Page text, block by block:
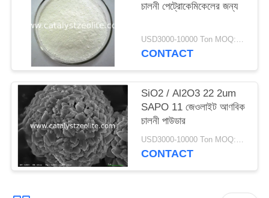
চালনী পেট্রোকেমিকেলের জন্য
USD3000-10000 Ton MOQ:1 কিলোগ্রাম
CONTACT
SiO2 / Al2O3 22 2um
SAPO 11 জেওলাইট আণবিক
চালনী পাউডার
USD3000-10000 Ton MOQ:1 কিলোগ্রাম
CONTACT